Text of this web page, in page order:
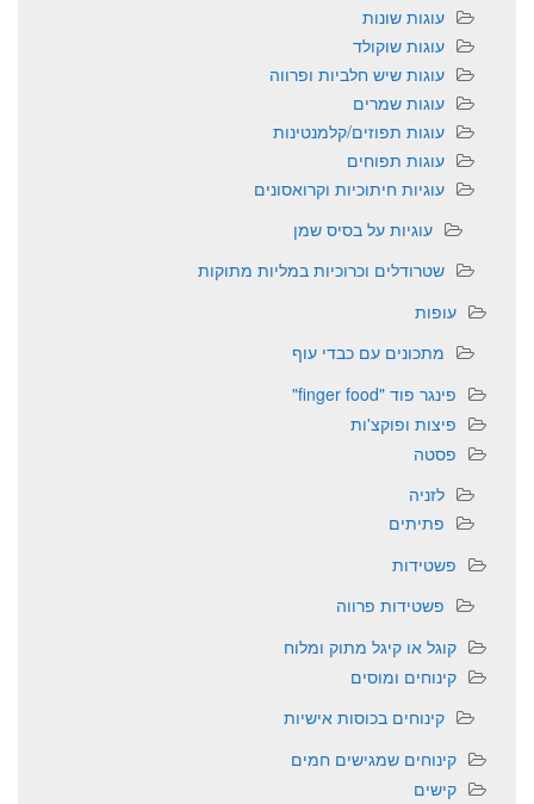
עוגות שונות
עוגות שוקולד
עוגות שיש חלביות ופרווה
עוגות שמרים
עוגות תפוזים/קלמנטינות
עוגות תפוחים
עוגיות חיתוכיות וקרואסונים
עוגיות על בסיס שמן
שטרודלים וכרוכיות במליות מתוקות
עופות
מתכונים עם כבדי עוף
פינגר פוד "finger food"
פיצות ופוקצ'ות
פסטה
לזניה
פתיתים
פשטידות
פשטידות פרווה
קוגל או קיגל מתוק ומלוח
קינוחים ומוסים
קינוחים בכוסות אישיות
קינוחים שמגישים חמים
קישים